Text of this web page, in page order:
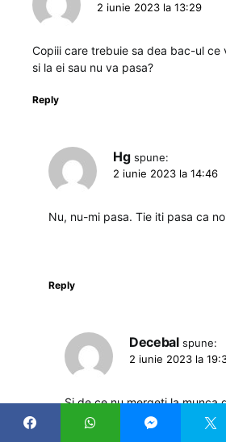
2 iunie 2023 la 13:29
Copiii care trebuie sa dea bac-ul ce
si la ei sau nu va pasa?
Reply
Hg spune:
2 iunie 2023 la 14:46
Nu, nu-mi pasa. Tie iti pasa ca
Reply
Decebal spune:
2 iunie 2023 la
Și de ce nu mergeti la munca
mânca? Va recomand sa